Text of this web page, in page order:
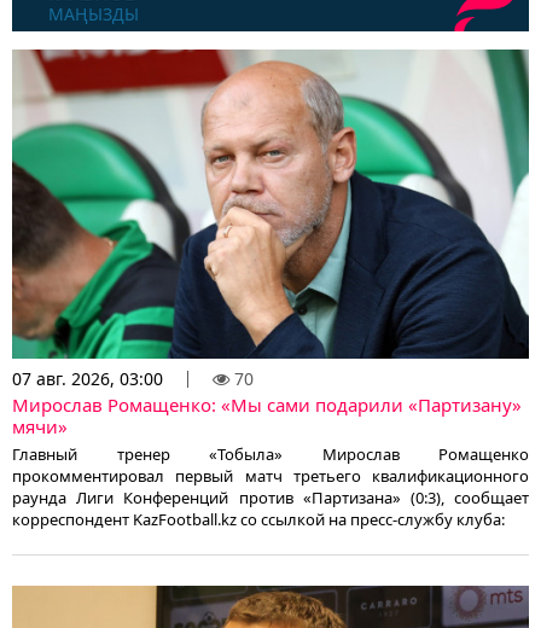
МАҢЫЗДЫ
07 авг. 2026, 03:00 70
Мирослав Ромащенко: «Мы сами подарили «Партизану»
мячи»
Главный тренер «Тобыла» Мирослав Ромащенко
прокомментировал первый матч третьего квалификационного
раунда Лиги Конференций против «Партизана» (0:3), сообщает
корреспондент KazFootball.kz со ссылкой на пресс-службу клуба: